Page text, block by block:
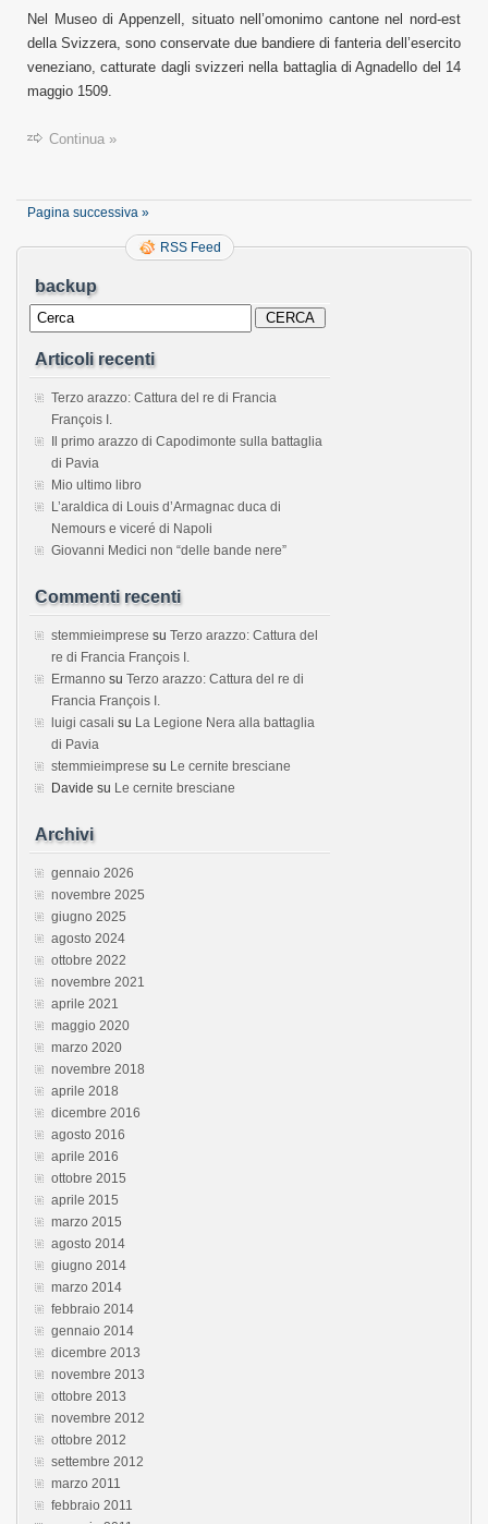
Nel Museo di Appenzell, situato nell’omonimo cantone nel nord-est
della Svizzera, sono conservate due bandiere di fanteria dell’esercito
veneziano, catturate dagli svizzeri nella battaglia di Agnadello del 14
maggio 1509.
Continua »
Pagina successiva »
RSS Feed
backup
Articoli recenti
Terzo arazzo: Cattura del re di Francia
François I.
Il primo arazzo di Capodimonte sulla battaglia
di Pavia
Mio ultimo libro
L’araldica di Louis d’Armagnac duca di
Nemours e viceré di Napoli
Giovanni Medici non “delle bande nere”
Commenti recenti
stemmieimprese su Terzo arazzo: Cattura del
re di Francia François I.
Ermanno su Terzo arazzo: Cattura del re di
Francia François I.
luigi casali su La Legione Nera alla battaglia
di Pavia
stemmieimprese su Le cernite bresciane
Davide su Le cernite bresciane
Archivi
gennaio 2026
novembre 2025
giugno 2025
agosto 2024
ottobre 2022
novembre 2021
aprile 2021
maggio 2020
marzo 2020
novembre 2018
aprile 2018
dicembre 2016
agosto 2016
aprile 2016
ottobre 2015
aprile 2015
marzo 2015
agosto 2014
giugno 2014
marzo 2014
febbraio 2014
gennaio 2014
dicembre 2013
novembre 2013
ottobre 2013
novembre 2012
ottobre 2012
settembre 2012
marzo 2011
febbraio 2011